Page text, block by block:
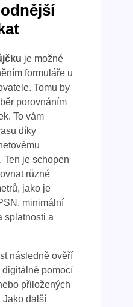
je možné
formuláře u
Tomu by
porovnáním
To vám
díky
Ten je schopen
různé
jako je
minimální
splatnosti a
následně ověří
pomocí
přiložených
Jako další